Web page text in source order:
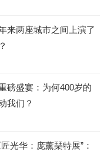
来两座城市之间上演了
磅盛宴：为何400岁的
我们？
光华：庞薰琹特展”：